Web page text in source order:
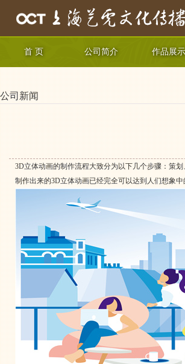
首 页 公司简介 作品展示
公司新闻
3D立体动画的制作流程大致分为以下几个步骤：策
制作出来的3D立体动画已经完全可以达到人们想象中